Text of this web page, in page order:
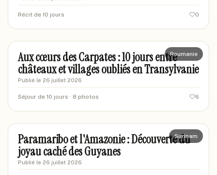
Récit de 10 jours 0
marcgravel
Roumanie
Aux cœurs des Carpates : 10 jours entre
châteaux et villages oubliés en Transylvanie
Publié le 26 juillet 2026
Séjour de 10 jours · 8 photos 6
marcbourgogne
Surinam
Paramaribo et l'Amazonie : Découverte du
joyau caché des Guyanes
Publié le 26 juillet 2026